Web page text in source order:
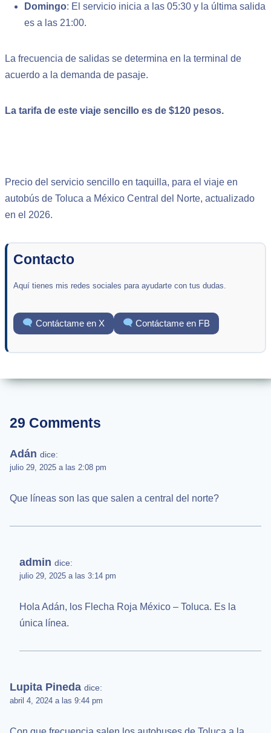
Domingo: El servicio inicia a las 05:30 y la última salida
es a las 21:00.
La frecuencia de salidas se determina en la terminal de
acuerdo a la demanda de pasaje.
La tarifa de este viaje sencillo es de $120 pesos.
Precio del servicio sencillo en taquilla, para el viaje en
autobús de Toluca a México Central del Norte, actualizado
en el 2026.
Contacto
Aquí tienes mis redes sociales para ayudarte con tus dudas.
Contáctame en X Contáctame en FB
29 Comments
Adán dice:
julio 29, 2025 a las 2:08 pm
Que líneas son las que salen a central del norte?
admin dice:
julio 29, 2025 a las 3:14 pm
Hola Adán, los Flecha Roja México – Toluca. Es la
única línea.
Lupita Pineda dice:
abril 4, 2024 a las 9:44 pm